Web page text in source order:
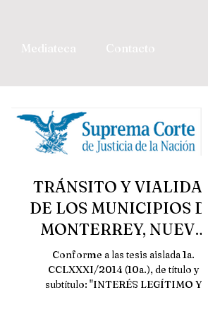
Mediateca Contacto
TRÁNSITO Y VIALIDAD
DE LOS MUNICIPIOS DE
MONTERREY, NUEVO
LEÓN Y DE SU ÁREA
METROPOLITANA. LOS
ARTÍC
Conforme a las tesis aislada 1a.
CCLXXXI/2014 (10a.), de título y
subtítulo: "INTERÉS LEGÍTIMO Y